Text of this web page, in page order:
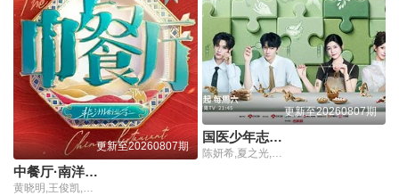
更新至20260807期
中餐厅·南洋拾光季
黄晓明,王俊凯,昆凌,靳梦佳,张雅琪,林述巍,戴军,瞿颖,汪涵,尹浩宇,袁一琦
更新至20260807期
国医少年志第3季